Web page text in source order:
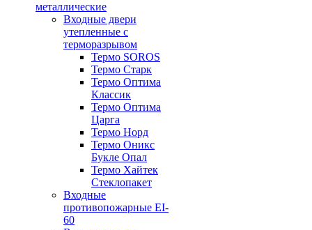
металлические
Входные двери
утепленные с
терморазрывом
Термо SOROS
Термо Старк
Термо Оптима
Классик
Термо Оптима
Царга
Термо Норд
Термо Оникс
Букле Опал
Термо Хайтек
Стеклопакет
Входные
противопожарные EI-
60